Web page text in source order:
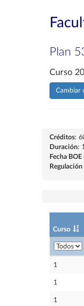
Plan
Curso
Cambiar
Créditos:
Duración:
Fecha
Curso
1
1
1